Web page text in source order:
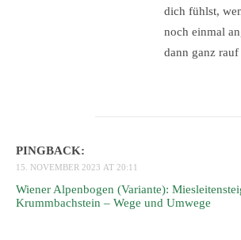
dich fühlst,
noch einmal
dann ganz
PINGBACK:
15. NOVEMBER 2023 AT 20:11
Wiener Alpenbogen (Variante):
Krummbachstein – Wege und Umwege